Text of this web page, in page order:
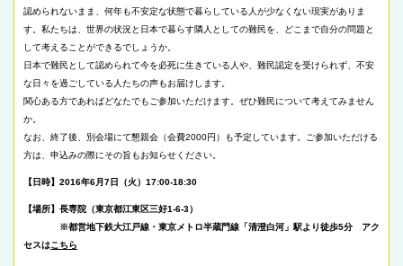
認められないまま、何年も不安定な状態で暮らしている人が少なくない現実がありま
す。私たちは、世界の状況と日本で暮らす隣人としての難民を、どこまで自分の問題と
して考えることができるでしょうか。
日本で難民として認められて今を必死に生きている人や、難民認定を受けられず、不安
な日々を過ごしている人たちの声もお届けします。
関心ある方であればどなたでもご参加いただけます。ぜひ難民について考えてみません
か。
なお、終了後、別会場にて懇親会（会費2000円）も予定しています。ご参加いただける
方は、申込みの際にその旨もお知らせください。
【日時】2016年6月7日（火）17:00-18:30
【場所】長専院（東京都江東区三好1-6-3）
※都営地下鉄大江戸線・東京メトロ半蔵門線「清澄白河」駅より徒歩5分 アク
セスはこちら